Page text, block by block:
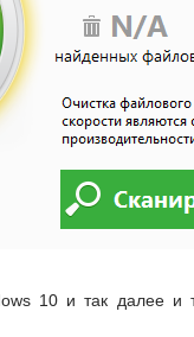
10 и так далее